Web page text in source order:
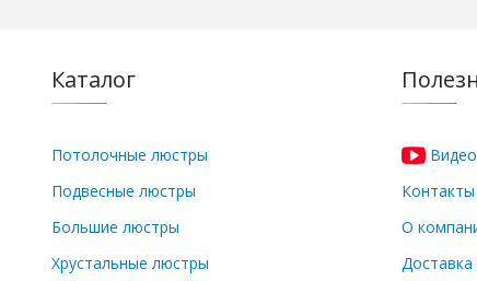
Каталог
Потолочные люстры
Подвесные люстры
Большие люстры
Хрустальные люстры
Видео
Контакты
О
Доставка